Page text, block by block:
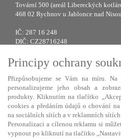
Tovární 500 (areál Libereckých
468 02 Rychnov u Jablonce nad Nisou
IČ: 287 16 248
DIČ: CZ28716248
Tel.: +420 483 388 078
Fax: +420 483 034 590
E-mail:info@avistrade.cz
Web:www.avistrade.cz
Principy ochrany
Přizpůsobujeme se Vám na míru.
personalizujeme jeho obsah a
produkty. Kliknutím na tlačítko
cookies a předáním údajů o chování
na sociálních sítích a v reklamních
Personalizaci a cílenou reklamu si
vypnout po kliknutí na tlačítko